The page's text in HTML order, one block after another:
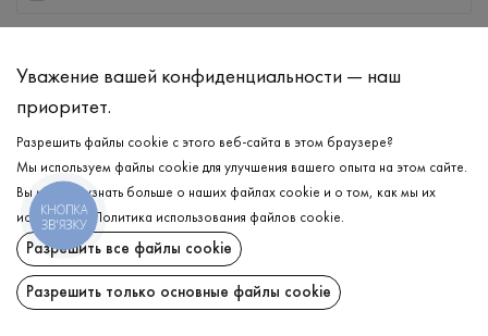
M/L XL/XXL
ВЫБЕРИТЕ РАЗМЕР
Свитер
ДОБАВИТЬ В КОРЗИНУ
ОПИСАНИЕ
Уважение вашей конфиденциальности — наш
приоритет.
Разрешить файлы cookie с этого веб-сайта в этом браузере?
Мы используем файлы cookie для улучшения вашего опыта на этом сайте.
Вы можете узнать больше о наших файлах cookie и о том, как мы их
используем.
Политика использования файлов cookie.
Разрешить все файлы cookie
Разрешить только основные файлы cookie
КНОПКА
ЗВ'ЯЗКУ